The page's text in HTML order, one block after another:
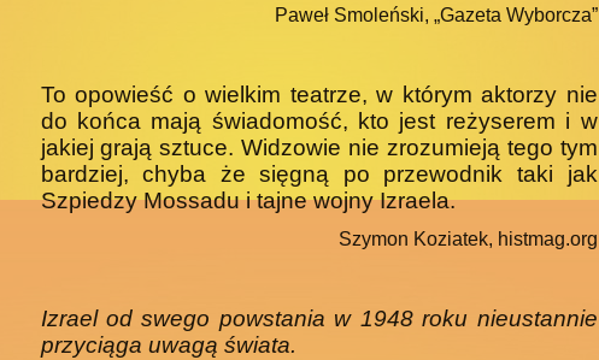
Paweł Smoleński, „Gazeta Wyborcza”
To opowieść o wielkim teatrze, w którym aktorzy nie
do końca mają świadomość, kto jest reżyserem i w
jakiej grają sztuce. Widzowie nie zrozumieją tego tym
bardziej, chyba że sięgną po przewodnik taki jak
Szpiedzy Mossadu i tajne wojny Izraela.
Szymon Koziatek, histmag.org
Izrael od swego powstania w 1948 roku nieustannie
przyciąga uwagą świata.